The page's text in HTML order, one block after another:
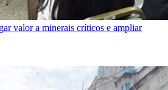
valor a minerais críticos e ampliar